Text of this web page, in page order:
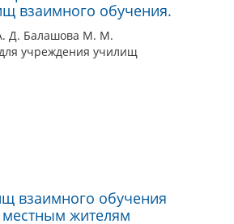
взаимного обучения.
Д. Балашова М. М.
учреждения училищ
взаимного обучения
жителям